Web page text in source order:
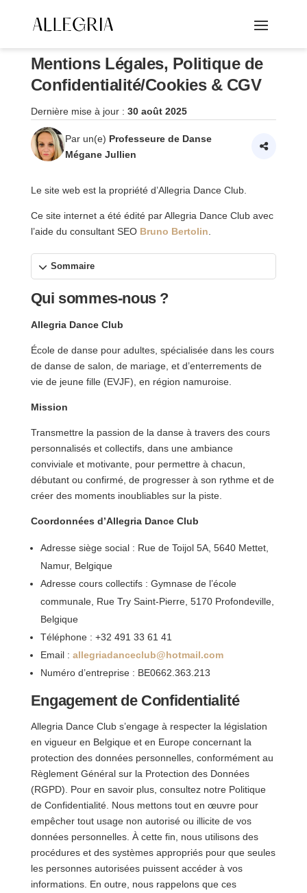
Mentions Légales, Politique de
Confidentialité/Cookies & CGV
Par un(e) Professeure de Danse
Mégane Jullien
Dernière mise à jour : 30 août 2025
Le site web est la propriété d’Allegria Dance Club.
Ce site internet a été édité par Allegria Dance Club avec
l’aide du consultant SEO Bruno Bertolin.
Sommaire
Qui sommes-nous ?
Allegria Dance Club
École de danse pour adultes, spécialisée dans les cours
de danse de salon, de mariage, et d’enterrements de
vie de jeune fille (EVJF), en région namuroise.
Mission
Transmettre la passion de la danse à travers des cours
personnalisés et collectifs, dans une ambiance
conviviale et motivante, pour permettre à chacun,
débutant ou confirmé, de progresser à son rythme et de
créer des moments inoubliables sur la piste.
Coordonnées d’Allegria Dance Club
Adresse siège social : Rue de Toijol 5A, 5640 Mettet,
Namur, Belgique
Adresse cours collectifs : Gymnase de l’école
communale, Rue Try Saint-Pierre, 5170 Profondeville,
Belgique
Téléphone : +32 491 33 61 41
Email : allegriadanceclub@hotmail.com
Numéro d’entreprise : BE0662.363.213
Engagement de Confidentialité
Allegria Dance Club s’engage à respecter la législation
en vigueur en Belgique et en Europe concernant la
protection des données personnelles, conformément au
Règlement Général sur la Protection des Données
(RGPD). Pour en savoir plus, consultez notre Politique
de Confidentialité. Nous mettons tout en œuvre pour
empêcher tout usage non autorisé ou illicite de vos
données personnelles. À cette fin, nous utilisons des
procédures et des systèmes appropriés pour que seules
les personnes autorisées puissent accéder à vos
informations. En outre, nous rappelons que ces